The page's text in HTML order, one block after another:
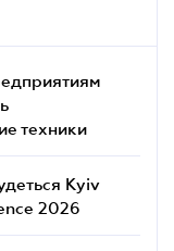
техники
Kyiv
2026